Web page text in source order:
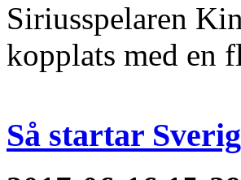
Siriusspelaren
kopplats med en
Så startar